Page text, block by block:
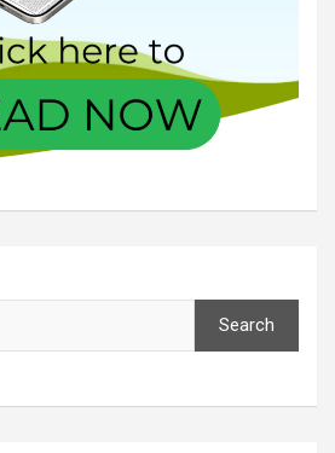
Search